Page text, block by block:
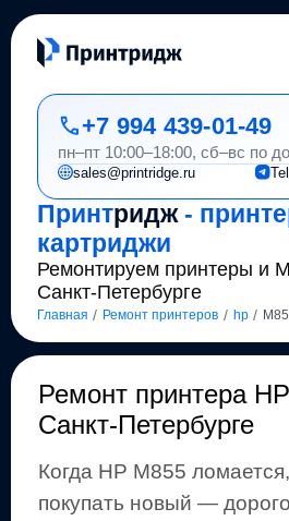
Принтридж-
картриджи
Ремонтируем принтеры и
Санкт-Петербурге
Главная / Ремонт принтеров / hp /
+7 994 439-01-49
пн–пт 10:00–18:00, сб–вс по
sales@printridge.ru
Ремонт принтера
Санкт-Петербурге
Когда HP M855
покупать новый —